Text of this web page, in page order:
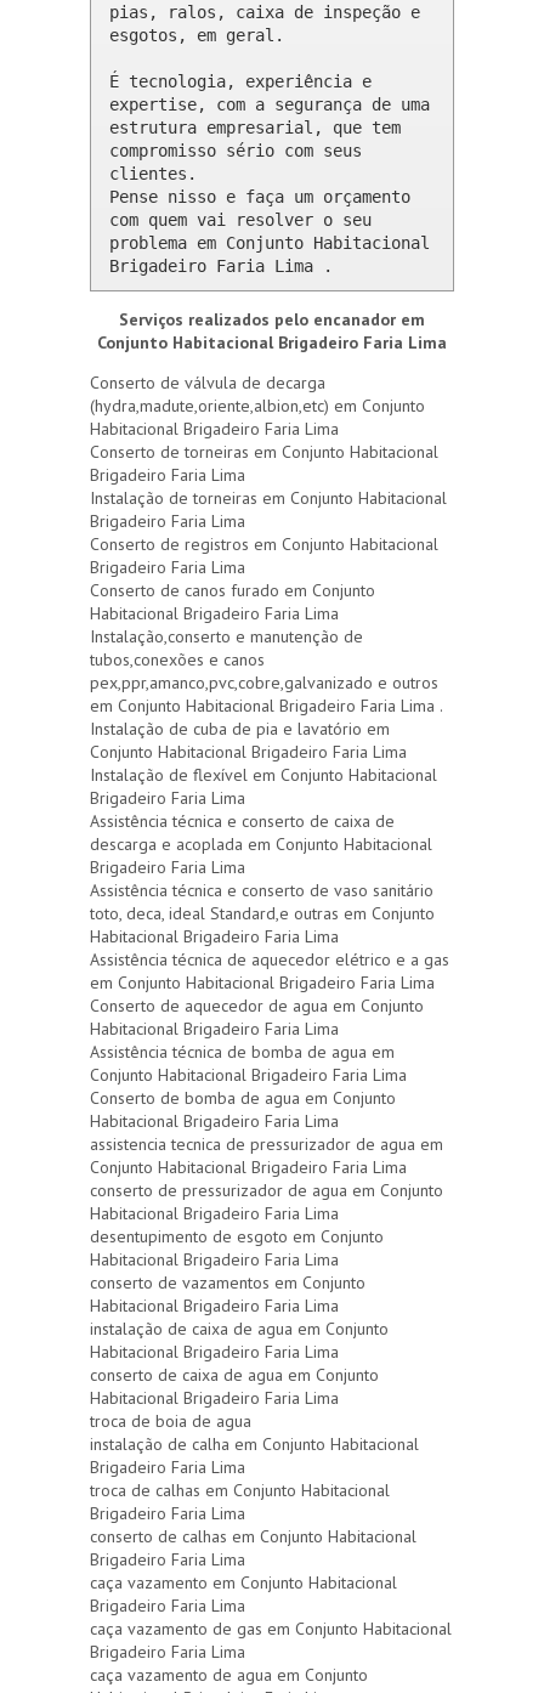
pias, ralos, caixa de inspeção e
esgotos, em geral.
É tecnologia, experiência e
expertise, com a segurança de uma
estrutura empresarial, que tem
compromisso sério com seus
clientes.
Pense nisso e faça um orçamento
com quem vai resolver o seu
problema em Conjunto Habitacional
Brigadeiro Faria Lima .
Serviços realizados pelo encanador em
Conjunto Habitacional Brigadeiro Faria Lima
Conserto de válvula de decarga
(hydra,madute,oriente,albion,etc) em Conjunto
Habitacional Brigadeiro Faria Lima
Conserto de torneiras em Conjunto Habitacional
Brigadeiro Faria Lima
Instalação de torneiras em Conjunto Habitacional
Brigadeiro Faria Lima
Conserto de registros em Conjunto Habitacional
Brigadeiro Faria Lima
Conserto de canos furado em Conjunto
Habitacional Brigadeiro Faria Lima
Instalação,conserto e manutenção de
tubos,conexões e canos
pex,ppr,amanco,pvc,cobre,galvanizado e outros
em Conjunto Habitacional Brigadeiro Faria Lima .
Instalação de cuba de pia e lavatório em
Conjunto Habitacional Brigadeiro Faria Lima
Instalação de flexível em Conjunto Habitacional
Brigadeiro Faria Lima
Assistência técnica e conserto de caixa de
descarga e acoplada em Conjunto Habitacional
Brigadeiro Faria Lima
Assistência técnica e conserto de vaso sanitário
toto, deca, ideal Standard,e outras em Conjunto
Habitacional Brigadeiro Faria Lima
Assistência técnica de aquecedor elétrico e a gas
em Conjunto Habitacional Brigadeiro Faria Lima
Conserto de aquecedor de agua em Conjunto
Habitacional Brigadeiro Faria Lima
Assistência técnica de bomba de agua em
Conjunto Habitacional Brigadeiro Faria Lima
Conserto de bomba de agua em Conjunto
Habitacional Brigadeiro Faria Lima
assistencia tecnica de pressurizador de agua em
Conjunto Habitacional Brigadeiro Faria Lima
conserto de pressurizador de agua em Conjunto
Habitacional Brigadeiro Faria Lima
desentupimento de esgoto em Conjunto
Habitacional Brigadeiro Faria Lima
conserto de vazamentos em Conjunto
Habitacional Brigadeiro Faria Lima
instalação de caixa de agua em Conjunto
Habitacional Brigadeiro Faria Lima
conserto de caixa de agua em Conjunto
Habitacional Brigadeiro Faria Lima
troca de boia de agua
instalação de calha em Conjunto Habitacional
Brigadeiro Faria Lima
troca de calhas em Conjunto Habitacional
Brigadeiro Faria Lima
conserto de calhas em Conjunto Habitacional
Brigadeiro Faria Lima
caça vazamento em Conjunto Habitacional
Brigadeiro Faria Lima
caça vazamento de gas em Conjunto Habitacional
Brigadeiro Faria Lima
caça vazamento de agua em Conjunto